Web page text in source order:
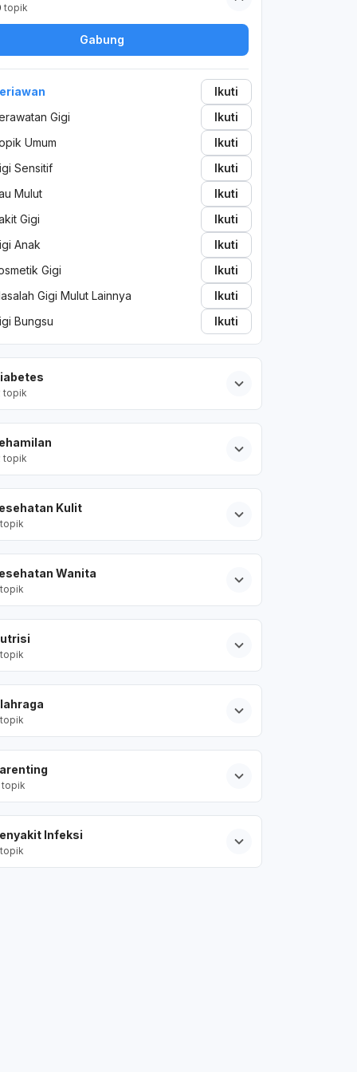
topik
Gabung
Ikuti
Gigi
Ikuti
Umum
Ikuti
Sensitif
Ikuti
Mulut
Ikuti
Gigi
Ikuti
Anak
Ikuti
Gigi
Ikuti
Gigi Mulut Lainnya
Ikuti
Bungsu
Ikuti
topik
topik
Kulit
topik
Wanita
topik
topik
topik
topik
Infeksi
topik